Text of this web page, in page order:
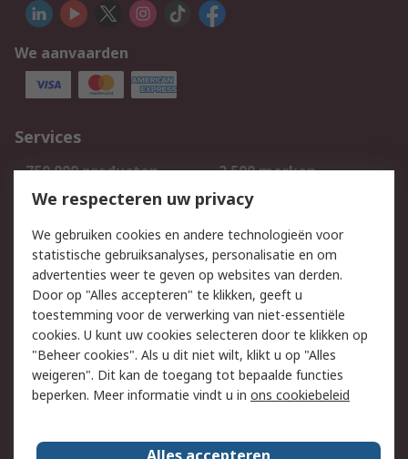
We aanvaarden
Services
750.000 producten
2.500 merken
Bestellen
Inkoopoplossingen
Track & Trace
Wettelijk
Cookiebeleid
Email veiligheid
Privacybeleid
Websitevoorwaarden
Algemene
verkoopvoorwaarden
Over RS
We respecteren uw privacy
We gebruiken cookies en andere technologieën voor
statistische gebruiksanalyses, personalisatie en om
advertenties weer te geven op websites van derden.
Door op "Alles accepteren" te klikken, geeft u
toestemming voor de verwerking van niet-essentiële
cookies. U kunt uw cookies selecteren door te klikken op
"Beheer cookies". Als u dit niet wilt, klikt u op "Alles
weigeren". Dit kan de toegang tot bepaalde functies
beperken. Meer informatie vindt u in ons cookiebeleid